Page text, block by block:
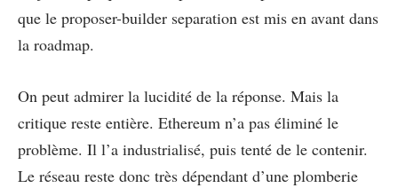
que le proposer-builder separation est mis en avant dans
la roadmap.
On peut admirer la lucidité de la réponse. Mais la
critique reste entière. Ethereum n’a pas éliminé le
problème. Il l’a industrialisé, puis tenté de le contenir.
Le réseau reste donc très dépendant d’une plomberie